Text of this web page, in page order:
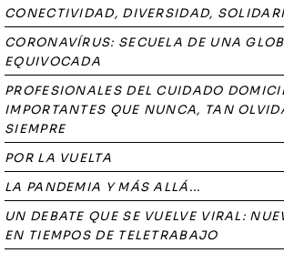
CONECTIVIDAD, DIVERSIDAD,
CORONAVÍRUS: SECUELA DE UNA
EQUIVOCADA
PROFESIONALES DEL CUIDADO
IMPORTANTES QUE NUNCA, TAN
SIEMPRE
POR LA VUELTA
LA PANDEMIA Y MÁS ALLÁ...
UN DEBATE QUE SE VUELVE VIRAL:
EN TIEMPOS DE TELETRABAJO